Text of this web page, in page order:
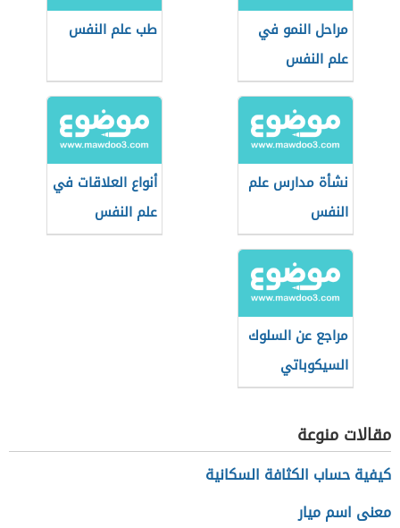
مراحل النمو في
علم النفس
طب علم النفس
نشأة مدارس علم
النفس
أنواع العلاقات في
علم النفس
مراجع عن السلوك
السيكوباتي
مقالات منوعة
كيفية حساب الكثافة السكانية
معنى اسم ميار